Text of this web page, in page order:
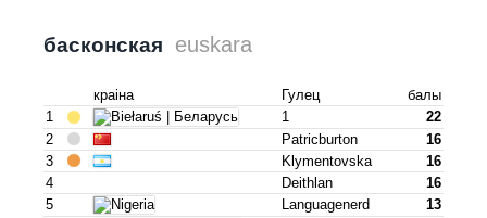
басконская euskara
краіна Гулец
балы
1
1
22
2
Patricburton
16
3
Klymentovska
16
4
Deithlan
16
5
Languagenerd
13